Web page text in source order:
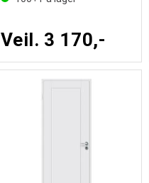
Veil. 3 170,-